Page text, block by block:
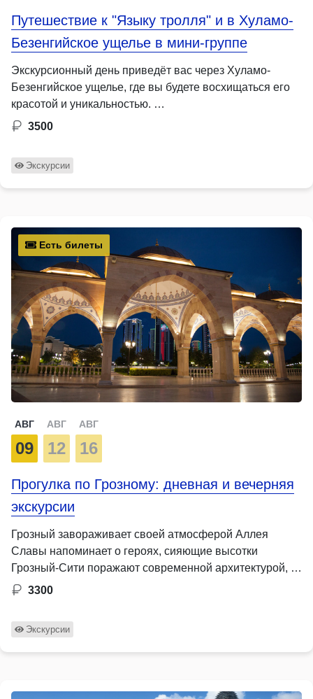
Путешествие к "Языку тролля" и в Хуламо-
Безенгийское ущелье в мини-группе
Экскурсионный день приведёт вас через Хуламо-
Безенгийское ущелье, где вы будете восхищаться его
красотой и уникальностью. …
3500
Экскурсии
Есть билеты
АВГ
09
АВГ
12
АВГ
16
Прогулка по Грозному: дневная и вечерняя
экскурсии
Грозный завораживает своей атмосферой Аллея
Славы напоминает о героях, сияющие высотки
Грозный-Сити поражают современной архитектурой, …
3300
Экскурсии